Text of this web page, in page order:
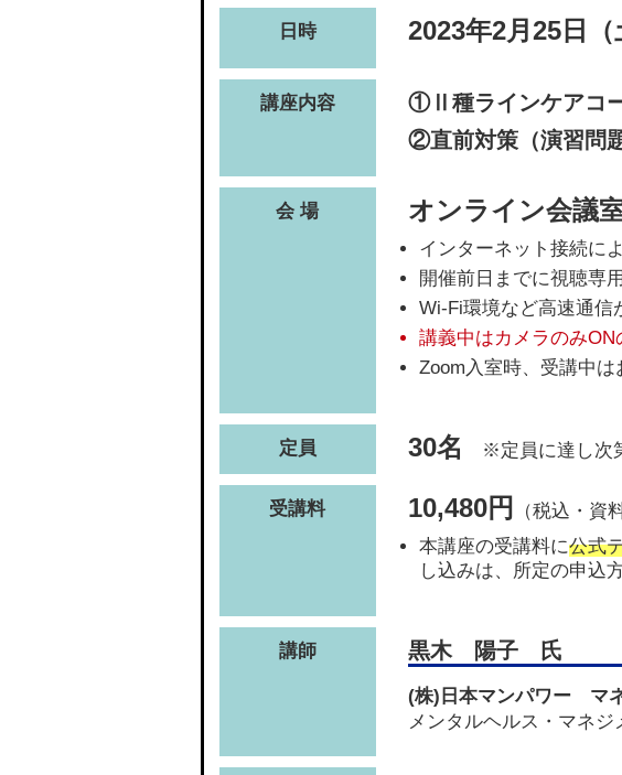
日時 2023年2月25日
講座内容
①Ⅱ種ラインケアコー
②直前対策（演習問
会 場 オンライン会議
インターネット接続に
開催前日までに視聴専
Wi-Fi環境など高速通信
講義中はカメラのみ
Zoom入室時、受講中は
定員 30名 ※定員に達し次
受講料 10,480円
（税込・資
本講座の受講料に公式
し込みは、所定の申込
講師 黒木 陽子 氏
(株)日本マンパワー マ
メンタルヘルス・マネ